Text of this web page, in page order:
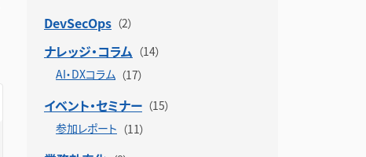
DevSecOps
ナレッジ・コラム
AI・DXコラム
イベント・セミナー
参加レポート